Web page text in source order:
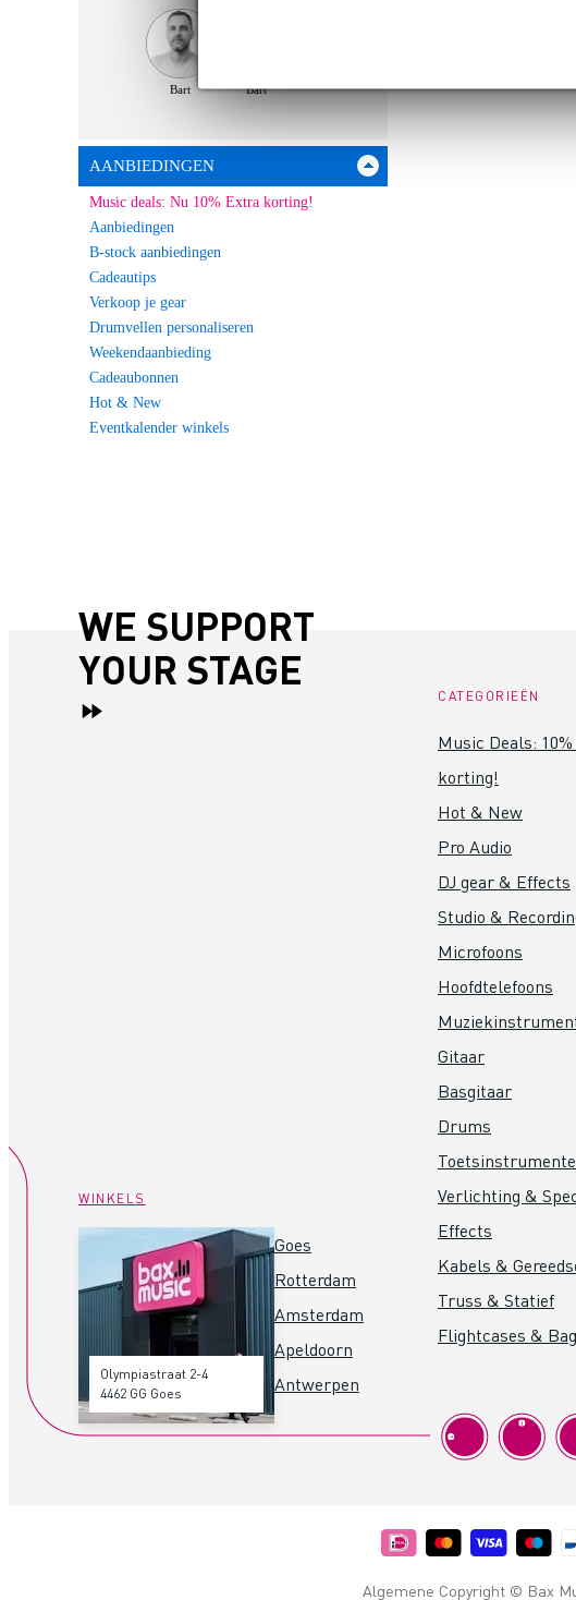
Bart Bart
AANBIEDINGEN
Music deals: Nu 10% Extra korting!
Aanbiedingen
B-stock aanbiedingen
Cadeautips
Verkoop je gear
Drumvellen personaliseren
Weekendaanbieding
Cadeaubonnen
Hot & New
Eventkalender winkels
WE SUPPORT
YOUR STAGE
WINKELS
Olympiastraat 2-4
4462 GG Goes
Goes
Rotterdam
Amsterdam
Apeldoorn
Antwerpen
CATEGORIEËN
Music Deals:
korting!
Hot & New
Pro Audio
DJ gear & Effects
Studio &
Microfoons
Hoofdtelefoons
Gitaar
Basgitaar
Drums
Verlichting &
Effects
Kabels &
Truss & Statief
Flightcases &
Algemene Copyright © Bax